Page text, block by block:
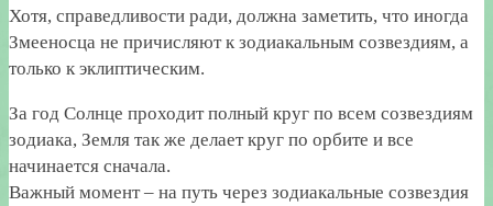
Хотя, справедливости ради, должна заметить, что иногда
Змееносца не причисляют к зодиакальным созвездиям, а
только к эклиптическим.
За год Солнце проходит полный круг по всем созвездиям
зодиака, Земля так же делает круг по орбите и все
начинается сначала.
Важный момент – на путь через зодиакальные созвездия